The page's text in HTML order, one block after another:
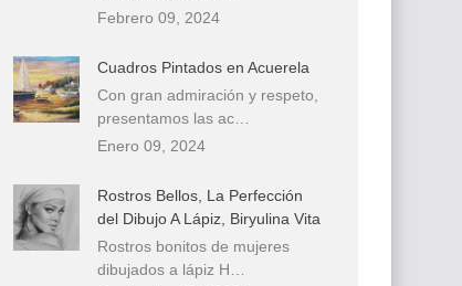
Febrero 09, 2024
Cuadros Pintados en Acuerela
Con gran admiración y respeto,
presentamos las ac…
Enero 09, 2024
Rostros Bellos, La Perfección
del Dibujo A Lápiz, Biryulina Vita
Rostros bonitos de mujeres
dibujados a lápiz H…